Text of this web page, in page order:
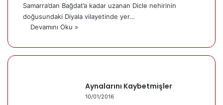
Samarra’dan Bağdat’a kadar uzanan Dicle nehirinin
doğusundaki Diyala vilayetinde yer…
Devamını Oku »
Aynalarını Kaybetmişler
10/01/2016